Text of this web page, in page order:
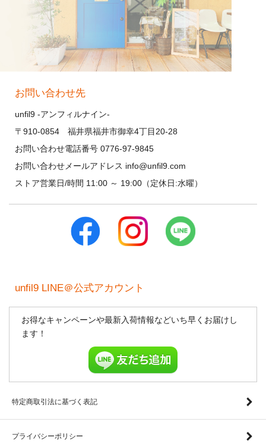
お問い合わせ先
unfil9 -アンフィルナイン-
〒910-0854 福井県福井市御幸4丁目20-28
お問い合わせ電話番号 0776-97-9845
お問い合わせメールアドレス info@unfil9.com
ストア営業日/時間 11:00 ～ 19:00（定休日:水曜）
unfil9 LINE＠公式アカウント
お得なキャンペーンや最新入荷情報などいち早くお届けし
ます！
特定商取引法に基づく表記
プライバシーポリシー